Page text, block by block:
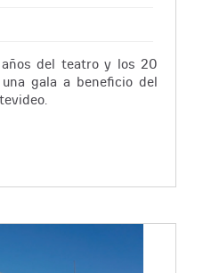
del teatro y los 20
gala a beneficio del